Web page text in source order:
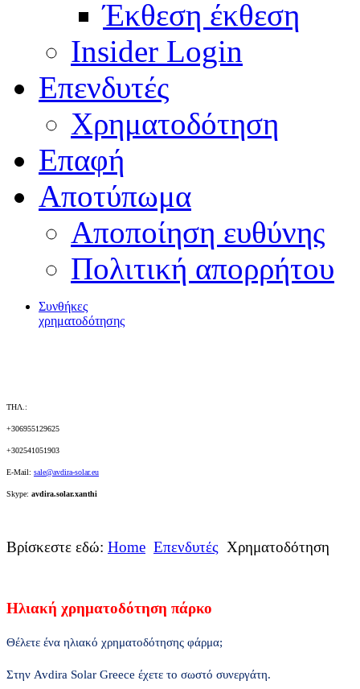
Έκθεση έκθεση
Insider Login
Επενδυτές
Χρηματοδότηση
Eπαφή
Αποτύπωμα
Αποποίηση ευθύνης
Πολιτική απορρήτου
Συνθήκες
χρηματοδότησης
ΤΗΛ.:
+306955129625
+302541051903
E-Mail: sale@avdira-solar.eu
Skype: avdira.solar.xanthi
Βρίσκεστε εδώ: Home Επενδυτές Χρηματοδότηση
Ηλιακή χρηματοδότηση πάρκο
Θέλετε ένα ηλιακό χρηματοδότησης φάρμα;
Στην Avdira Solar Greece έχετε το σωστό συνεργάτη.